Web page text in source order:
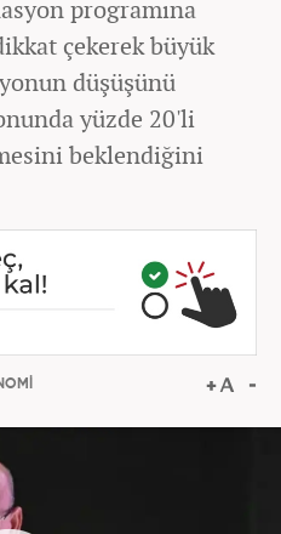
programına
çekerek büyük
düşüşünü
yüzde 20'li
beklendiğini